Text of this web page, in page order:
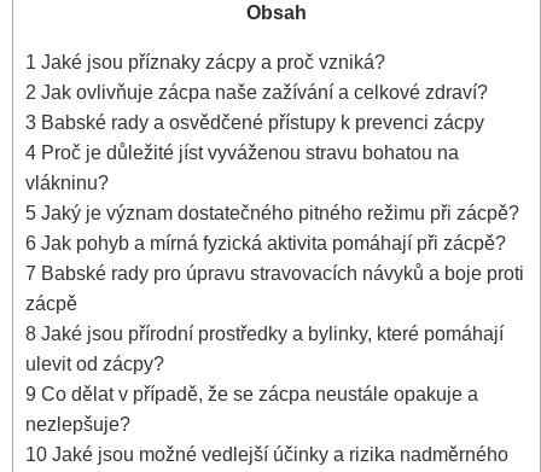
Obsah
1 Jaké jsou příznaky zácpy a proč vzniká?
2 Jak ovlivňuje zácpa naše zažívání a celkové zdraví?
3 Babské ‍rady a osvědčené ⁣přístupy k prevenci zácpy
4 Proč je důležité jíst vyváženou stravu bohatou na
vlákninu?
5 Jaký je význam dostatečného pitného režimu při zácpě?
6 Jak pohyb a mírná fyzická aktivita pomáhají při zácpě?
7 Babské rady pro úpravu stravovacích návyků a‍ boje proti
zácpě
8 Jaké jsou přírodní prostředky a bylinky, které pomáhají
ulevit od zácpy?
9 Co dělat v případě, že se zácpa neustále opakuje a
nezlepšuje?
10 Jaké ​jsou možné vedlejší účinky a rizika nadměrného